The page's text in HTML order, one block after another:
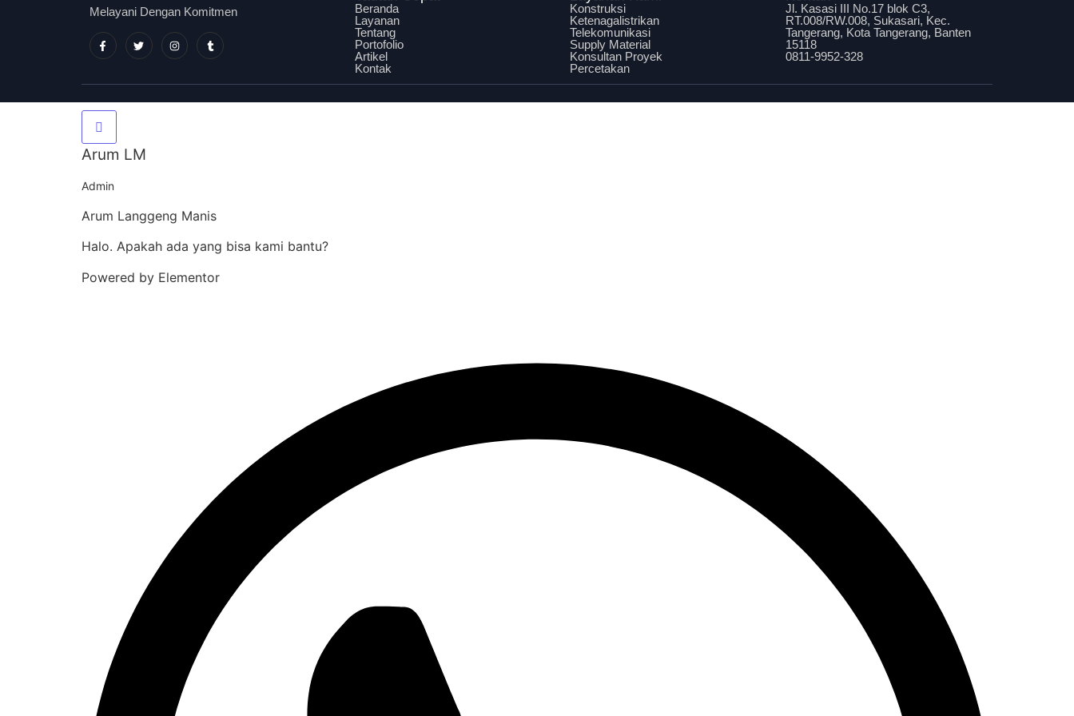
Melayani Dengan Komitmen
Beranda
Layanan
Tentang
Portofolio
Artikel
Kontak
Konstruksi
Ketenagalistrikan
Telekomunikasi
Supply Material
Konsultan Proyek
Percetakan
Jl. Kasasi III No.17 blok C3,
RT.008/RW.008, Sukasari, Kec.
Tangerang, Kota Tangerang, Banten
15118
0811-9952-328
Arum LM
Admin
Arum Langgeng Manis
Halo. Apakah ada yang bisa kami bantu?
Powered by Elementor